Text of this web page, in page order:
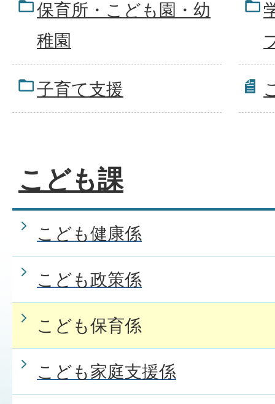
保育所・こども園・幼
稚園
子育て支援
こども課
こども健康係
こども政策係
こども保育係
こども家庭支援係